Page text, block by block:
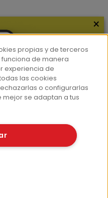
Consumer
×
propias y de terceros
de manera
experiencia de
las cookies
o configurarlas
se adaptan a tus